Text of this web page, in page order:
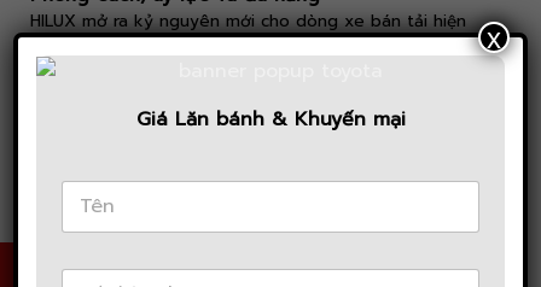
HILUX mở ra kỷ nguyên mới cho dòng xe bán tải hiện
đại, phong cách, uy lực và đa năng. Với từng chi tiết
được thiết kế mạnh mẽ và đầy cảm xúc, chỉ HILUX mới
Giá Lăn bánh & Khuyến mại
x